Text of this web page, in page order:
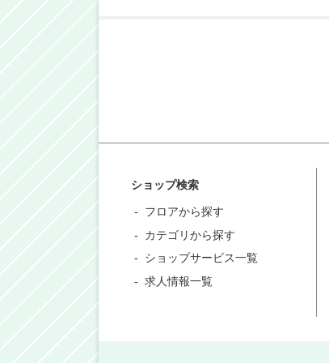
ショップ検索
フロアから探す
カテゴリから探す
ショップサービス一覧
求人情報一覧